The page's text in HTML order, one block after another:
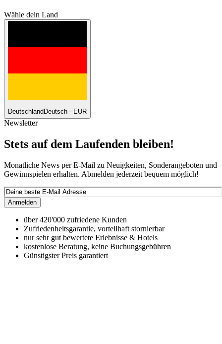
Wähle dein Land
Deutschland Deutsch - EUR
Newsletter
Stets auf dem Laufenden bleiben!
Monatliche News per E-Mail zu Neuigkeiten, Sonderangeboten und
Gewinnspielen erhalten. Abmelden jederzeit bequem möglich!
Anmelden
über 420'000 zufriedene Kunden
Zufriedenheitsgarantie, vorteilhaft stornierbar
nur sehr gut bewertete Erlebnisse & Hotels
kostenlose Beratung, keine Buchungsgebühren
Günstigster Preis garantiert